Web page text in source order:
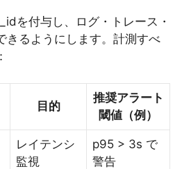
を付与し、ログ・トレース・
きるようにします。計測すべ
目的
推奨アラート
閾値（例）
レイテンシ
監視
p95 > 3s で
警告